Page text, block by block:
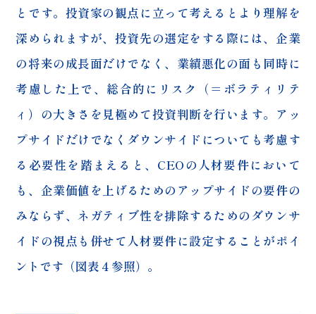
とです。投資家の観点に立って考えるとより理解を
深められますが、投資先の選定をする際には、企業
の将来の成長面だけでなく、業績悪化の面も同時に
考慮した上で、総合的にリスク（＝ボラティリテ
ィ）の大きさを見極めて投資判断を行います。アッ
プサイドだけでなくダウンサイドについても考慮す
る必要性を踏まえると、CEOの人材要件において
も、企業価値を上げるためのアップサイドの要件の
みならず、ネガティブ性を排除するためのダウンサ
イドの視点も併せて人材要件に設定することがポイ
ントです（図表４参照）。